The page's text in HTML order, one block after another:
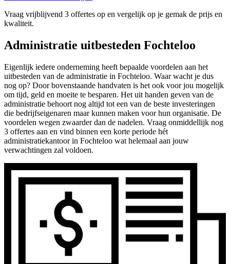
Vraag vrijblijvend 3 offertes op en vergelijk op je gemak de prijs en
kwaliteit.
Administratie uitbesteden Fochteloo
Eigenlijk iedere onderneming heeft bepaalde voordelen aan het
uitbesteden van de administratie in Fochteloo. Waar wacht je dus
nog op? Door bovenstaande handvaten is het ook voor jou mogelijk
om tijd, geld en moeite te besparen. Het uit handen geven van de
administratie behoort nog altijd tot een van de beste investeringen
die bedrijfseigenaren maar kunnen maken voor hun organisatie. De
voordelen wegen zwaarder dan de nadelen. Vraag onmiddellijk nog
3 offertes aan en vind binnen een korte periode hét
administratiekantoor in Fochteloo wat helemaal aan jouw
verwachtingen zal voldoen.